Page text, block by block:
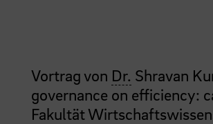
Vortrag von Dr. Shravan
governance on efficiency:
Fakultät